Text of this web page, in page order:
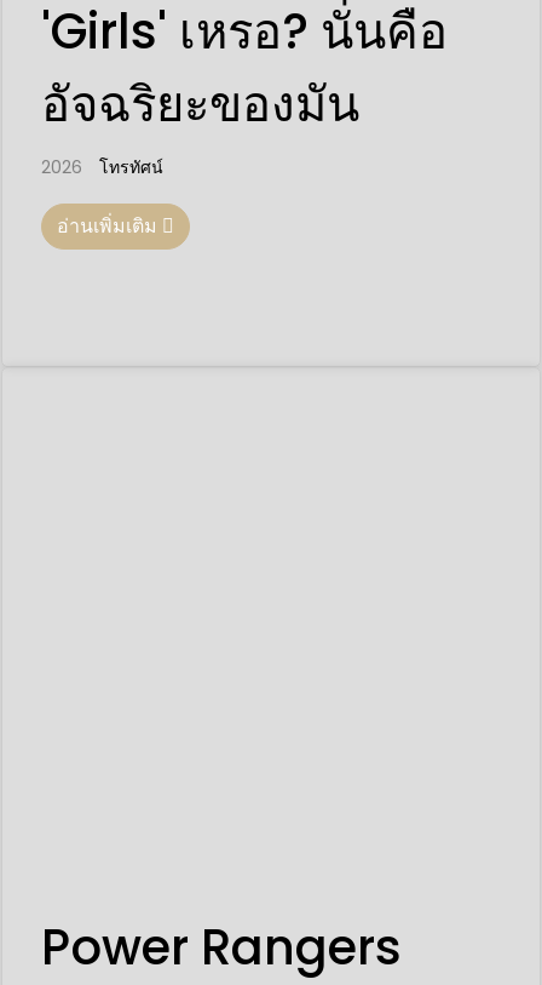
'Girls' เหรอ? นั่นคือ
อัจฉริยะของมัน
2026 โทรทัศน์
อ่านเพิ่มเติม
Power Rangers